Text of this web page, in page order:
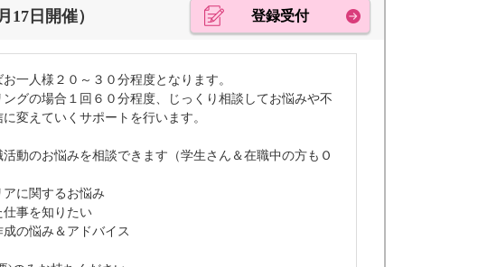
日開催） 登録受付
一人様２０～３０分程度となります。
グの場合１回６０分程度、じっくり相談してお悩みや不
変えていくサポートを行います。
動のお悩みを相談できます（学生さん＆在職中の方もＯ
に関するお悩み
事を知りたい
の悩み＆アドバイス